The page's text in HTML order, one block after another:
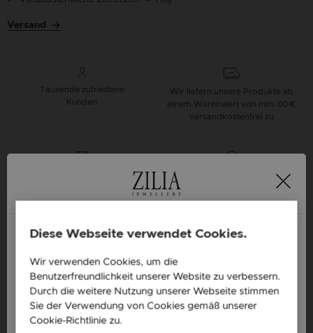
Versand
Tausende zufriedene
Kunden
Wir liefern unsere Produkte ab
einem Warenwert von min. 60 €
versandkostenfrei zu
style best.
Bracelets with Strings
Produktbeschreibung
England / EN
Česká republika / CZ
Slovensko / SK
Diese Webseite verwendet Cookies.
Wir verwenden Cookies, um die
Benutzerfreundlichkeit unserer Website zu verbessern.
Durch die weitere Nutzung unserer Webseite stimmen
Sie der Verwendung von Cookies gemäß unserer
Cookie-Richtlinie zu.